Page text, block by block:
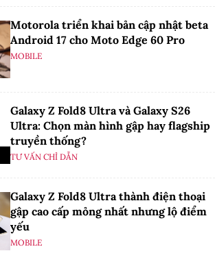
Motorola triển khai bản cập nhật beta
Android 17 cho Moto Edge 60 Pro
MOBILE
Galaxy Z Fold8 Ultra và Galaxy S26
Ultra: Chọn màn hình gập hay flagship
truyền thống?
TƯ VẤN CHỈ DẪN
Galaxy Z Fold8 Ultra thành điện thoại
gập cao cấp mỏng nhất nhưng lộ điểm
yếu
MOBILE